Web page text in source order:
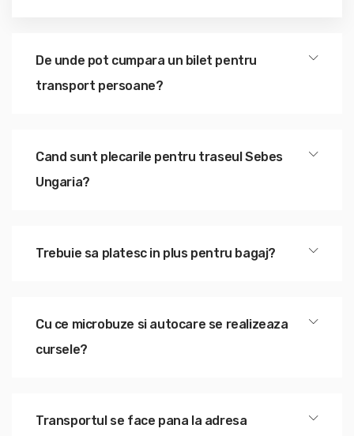
De unde pot cumpara un bilet pentru
transport persoane?
Cand sunt plecarile pentru traseul Sebes
Ungaria?
Trebuie sa platesc in plus pentru bagaj?
Cu ce microbuze si autocare se realizeaza
cursele?
Transportul se face pana la adresa